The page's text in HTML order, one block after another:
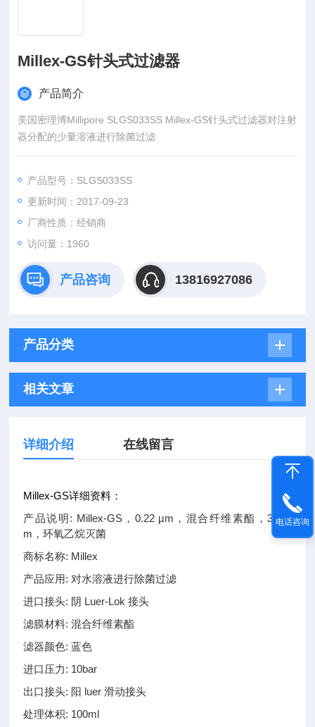
Millex-GS针头式过滤器
产品简介
美国密理博Millipore SLGS033SS Millex-GS针头式过滤器对注射
器分配的少量溶液进行除菌过滤
产品型号：SLGS033SS
更新时间：2017-09-23
厂商性质：经销商
访问量：1960
产品咨询 13816927086
产品分类
相关文章
详细介绍 在线留言
Millex-GS详细资料：
产品说明: Millex-GS，0.22 µm，混合纤维素酯，33 m
m，环氧乙烷灭菌
商标名称: Millex
产品应用: 对水溶液进行除菌过滤
进口接头: 阴 Luer-Lok 接头
滤膜材料: 混合纤维素酯
滤器颜色: 蓝色
进口压力: 10bar
出口接头: 阳 luer 滑动接头
处理体积: 100ml
电话咨询